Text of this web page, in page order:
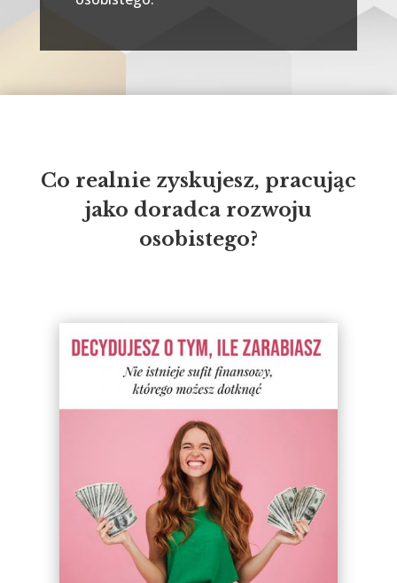
Co realnie zyskujesz, pracując
jako doradca rozwoju
osobistego?